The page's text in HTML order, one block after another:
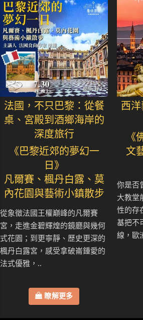
法國，不只巴黎：從餐
桌、宮殿到酒鄉海岸的
深度旅行
《巴黎近郊的夢幻一
日》
凡爾賽、楓丹白露、莫
內花園與藝術小鎮散步
從象徵法國王權巔峰的凡爾賽
宮，走進金碧輝煌的鏡廳與幾何
式花園；到更寧靜、歷史更深的
楓丹白露宮，感受拿破崙鍾愛的
法式優雅，..
瞭解更多
西
《
文
你是否
大教堂
性的存
基把不
線，歐